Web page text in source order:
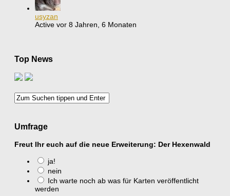
usyzan
Active vor 8 Jahren, 6 Monaten
Top News
Umfrage
Freut Ihr euch auf die neue Erweiterung: Der Hexenwald
ja!
nein
Ich warte noch ab was für Karten veröffentlicht
werden